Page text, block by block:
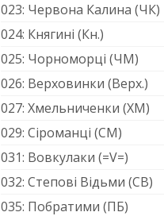
023: Червона Калина (ЧК)
024: Княгині (Кн.)
025: Чорноморці (ЧМ)
026: Верховинки (Верх.)
027: Хмельниченки (ХМ)
029: Сіроманці (СМ)
031: Вовкулаки (=V=)
032: Степові Відьми (СВ)
035: Побратими (ПБ)